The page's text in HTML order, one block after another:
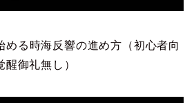
める時海反響の進め方（初心者向
御礼無し）